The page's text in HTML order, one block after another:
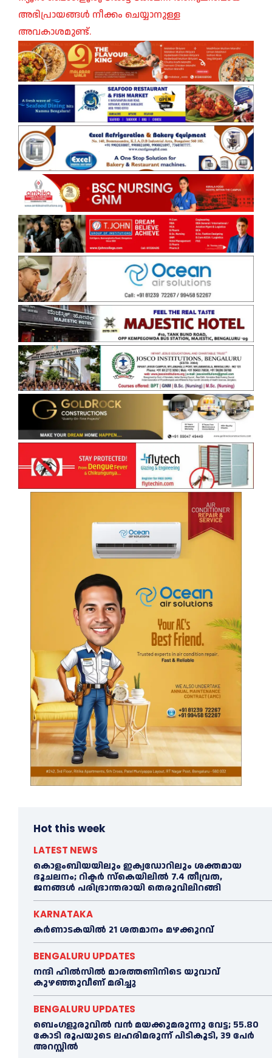
അഭിപ്രായങ്ങൾ നീക്കം ചെയ്യാനുള്ള
അവകാശമുണ്ട്.
Hot this week
LATEST NEWS
കൊളംബിയയിലും ഇക്വഡോറിലും ശക്തമായ
ഭൂചലനം; റിക്ടര്‍ സ്‌കെയിലില്‍ 7.4 തീവ്രത,
ജനങ്ങൾ പരിഭ്രാന്തരായി തെരുവിലിറങ്ങി
KARNATAKA
കർണാടകയിൽ 21 ശതമാനം മഴക്കുറവ്
BENGALURU UPDATES
നന്ദി ഹിൽസിൽ മാരത്തണിനിടെ യുവാവ്
കുഴഞ്ഞുവീണ് മരിച്ചു
BENGALURU UPDATES
ബെംഗളൂരുവിൽ വന്‍ മയക്കുമരുന്നു വേട്ട; 55.80
കോടി രൂപയുടെ ലഹരിമരുന്ന് പിടികൂടി, 39 പേർ
അറസ്റ്റിൽ